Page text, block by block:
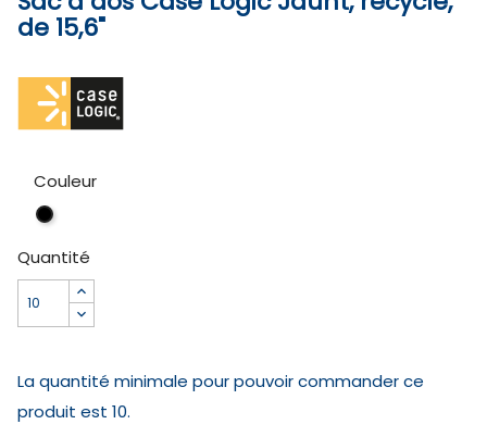
de 15,6"
Couleur
Noir
Quantité
La quantité minimale pour pouvoir commander ce
produit est 10.